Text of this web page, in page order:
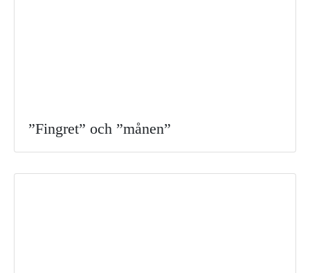
”Fingret” och ”månen”